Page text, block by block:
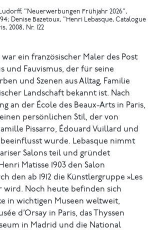
"Neuerwerbungen Frühjahr 2026",
Denise Bazetoux, "Henri Lebasque, Catalogue
2008, Nr. 122
war ein französischer Maler des Post
und Fauvismus, der für seine
und Szenen aus Alltag, Familie
Landschaft bekannt ist. Nach
an der École des Beaux-Arts in Paris,
persönlichen Stil, der von
Pissarro, Édouard Vuillard und
wurde. Lebasque nimmt
Salons teil und gründet
Matisse 1903 den Salon
den ab 1912 die Künstlergruppe »Les
wird. Noch heute befinden sich
in wichtigen Museen weltweit,
d’Orsay in Paris, das Thyssen
in Madrid und die National